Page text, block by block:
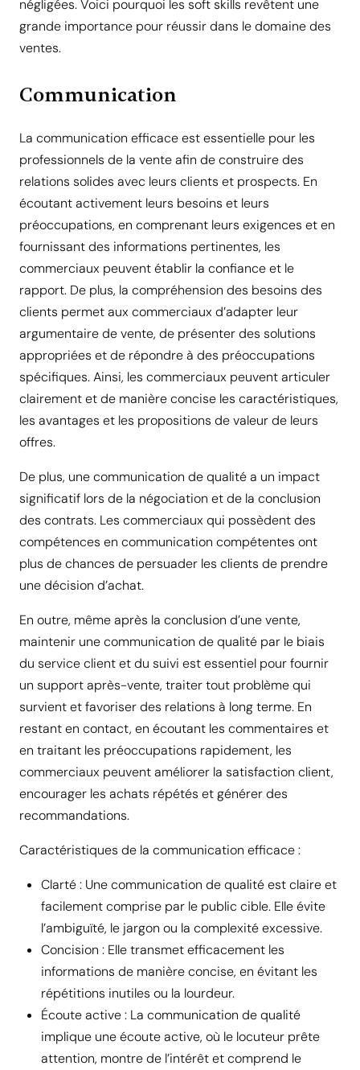
négligées. Voici pourquoi les soft skills revêtent une
grande importance pour réussir dans le domaine des
ventes.
Communication
La communication efficace est essentielle pour les
professionnels de la vente afin de construire des
relations solides avec leurs clients et prospects. En
écoutant activement leurs besoins et leurs
préoccupations, en comprenant leurs exigences et en
fournissant des informations pertinentes, les
commerciaux peuvent établir la confiance et le
rapport. De plus, la compréhension des besoins des
clients permet aux commerciaux d’adapter leur
argumentaire de vente, de présenter des solutions
appropriées et de répondre à des préoccupations
spécifiques. Ainsi, les commerciaux peuvent articuler
clairement et de manière concise les caractéristiques,
les avantages et les propositions de valeur de leurs
offres.
De plus, une communication de qualité a un impact
significatif lors de la négociation et de la conclusion
des contrats. Les commerciaux qui possèdent des
compétences en communication compétentes ont
plus de chances de persuader les clients de prendre
une décision d’achat.
En outre, même après la conclusion d’une vente,
maintenir une communication de qualité par le biais
du service client et du suivi est essentiel pour fournir
un support après-vente, traiter tout problème qui
survient et favoriser des relations à long terme. En
restant en contact, en écoutant les commentaires et
en traitant les préoccupations rapidement, les
commerciaux peuvent améliorer la satisfaction client,
encourager les achats répétés et générer des
recommandations.
Caractéristiques de la communication efficace :
Clarté : Une communication de qualité est claire et
facilement comprise par le public cible. Elle évite
l’ambiguïté, le jargon ou la complexité excessive.
Concision : Elle transmet efficacement les
informations de manière concise, en évitant les
répétitions inutiles ou la lourdeur.
Écoute active : La communication de qualité
implique une écoute active, où le locuteur prête
attention, montre de l’intérêt et comprend le